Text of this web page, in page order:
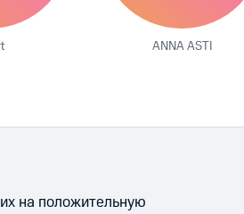
ANNA ASTI
на положительную